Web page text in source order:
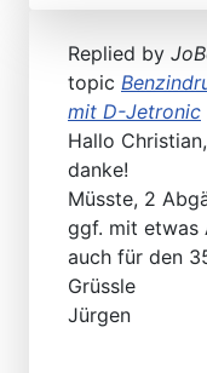
Replied by
topic
mit D-Jetronic
Hallo Christian,
danke!
Müsste, 2
ggf. mit etwas
auch für den
Grüssle
Jürgen